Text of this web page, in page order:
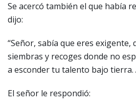
Se acercó también el que había
dijo:
“Señor, sabía que eres exigente,
siembras y recoges donde no
a esconder tu talento bajo tierra.
El señor le respondió: